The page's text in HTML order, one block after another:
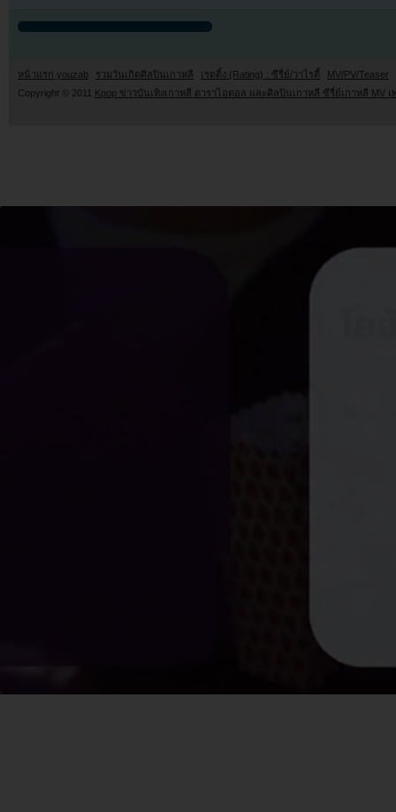
หน้าแรก youzab รวมวันเกิดศิลปินเกาหลี เรตติ้ง (Rating) : ซีรี่ย์/วาไรตี้
MV/PV/Teaser
Copyright © 2011 Kpop ข่าวบันเทิงเกาหลี ดาราไอดอล และศิลปินเกาหลี ซีรี่ย์เกาหลี MV